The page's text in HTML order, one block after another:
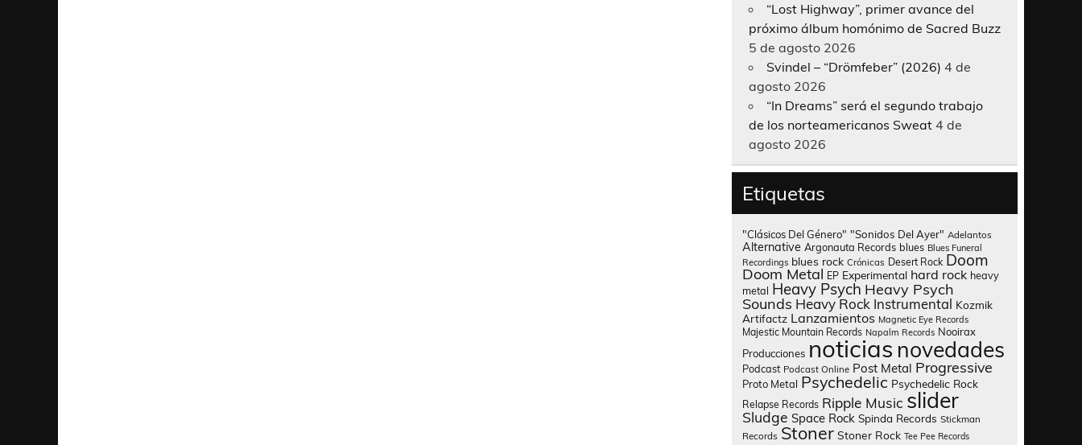
“Lost Highway”, primer avance del
próximo álbum homónimo de Sacred Buzz
5 de agosto 2026
Svindel – “Drömfeber” (2026) 4 de
agosto 2026
“In Dreams” será el segundo trabajo
de los norteamericanos Sweat 4 de
agosto 2026
Etiquetas
"Clásicos Del Género" "Sonidos Del Ayer" Adelantos
Alternative Argonauta Records blues Blues Funeral
Recordings blues rock Crónicas Desert Rock Doom
Doom Metal EP Experimental hard rock heavy
metal Heavy Psych Heavy Psych
Sounds Heavy Rock Instrumental Kozmik
Artifactz Lanzamientos Magnetic Eye Records
Majestic Mountain Records Napalm Records Nooirax
Producciones noticias novedades
Podcast Podcast Online Post Metal Progressive
Proto Metal Psychedelic Psychedelic Rock
Relapse Records Ripple Music slider
Sludge Space Rock Spinda Records Stickman
Records Stoner Stoner Rock Tee Pee Records